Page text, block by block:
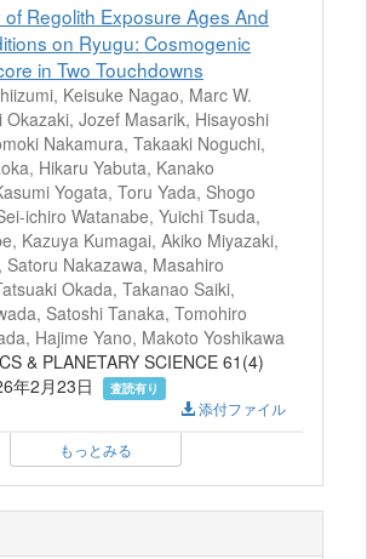
of Regolith Exposure Ages And
on Ryugu: Cosmogenic
in Two Touchdowns
Keisuke Nagao, Marc W.
Okazaki, Jozef Masarik, Hisayoshi
Nakamura, Takaaki Noguchi,
Hikaru Yabuta, Kanako
Yogata, Toru Yada, Shogo
ichiro Watanabe, Yuichi Tsuda,
Kazuya Kumagai, Akiko Miyazaki,
Satoru Nakazawa, Masahiro
Okada, Takanao Saiki,
Satoshi Tanaka, Tomohiro
Hajime Yano, Makoto Yoshikawa
& PLANETARY SCIENCE 61(4)
年2月23日
査読有り
添付ファイル
もっとみる